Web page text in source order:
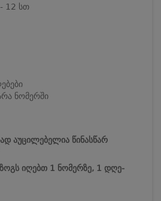
12 სთ
ნომერში
აუცილებელია წინასწარ
იღებთ 1 ნომერზე, 1 დღე-